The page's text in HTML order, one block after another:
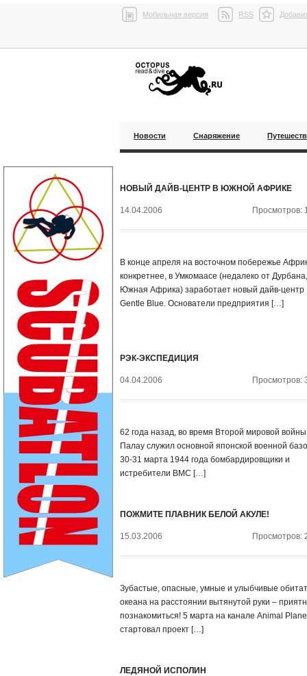
Мобильная версия RSS
Новости Снаряжение
НОВЫЙ ДАЙВ-ЦЕНТР В ЮЖНОЙ АФРИКЕ
14.04.2006 Просмотров:
В конце апреля на восточном побережье
конкретнее, в Умкомаасе (недалеко от Дурбана,
Южная Африка) заработает новый дайв-центр
Gentle Blue. Основатели предприятия […]
РЭК-ЭКСПЕДИЦИЯ
04.04.2006 Просмотров:
62 года назад, во время Второй мировой войны
Палау служил основной японской военной
30-31 марта 1944 года бомбардировщики и
истребители ВМС […]
ПОЖМИТЕ ПЛАВНИК БЕЛОЙ АКУЛЕ!
15.03.2006 Просмотров:
Зубастые, опасные, умные и улыбчивые
океана на расстоянии вытянутой руки –
познакомиться! 5 марта на канале Animal
стартовал проект […]
ЛЕДЯНОЙ ИСПОЛИН